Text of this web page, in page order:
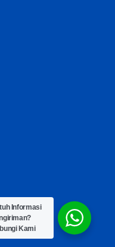
Informasi
Kami